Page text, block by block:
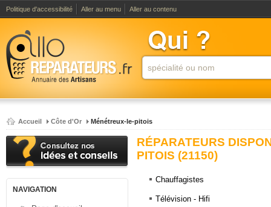
Politique d'accessibilité Aller au menu Aller au contenu
Accueil Côte d'Or Ménétreux-le-pitois
NAVIGATION
RÉPARATEURS
PITOIS (21150)
Chauffagistes
Télévision - Hifi